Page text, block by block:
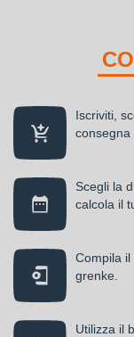
Iscriviti,
consegna
Scegli la
calcola il
Compila il
grenke.
Utilizza il